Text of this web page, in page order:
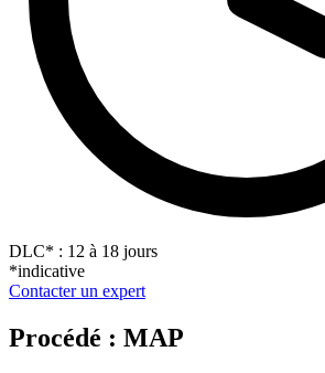
DLC* : 12 à 18 jours
*indicative
Contacter un expert
Procédé : MAP